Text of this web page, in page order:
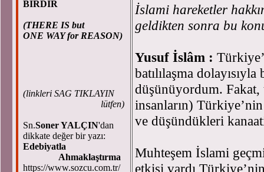
BIRDIR
(THERE IS but
ONE WAY for REASON)
(linkleri SAG TIKLAYIN
lütfen)
Sn.Soner YALÇIN'dan
dikkate değer bir yazı:
Edebiyatla
Ahmaklaştırma
https://www.sozcu.com.tr/
İslami hareketler
geldikten sonra bu
Yusuf İslâm :
batılılaşma
düşünüyordum.
insanların)
ve düşündükleri
Muhteşem İslami
etkisi vardı